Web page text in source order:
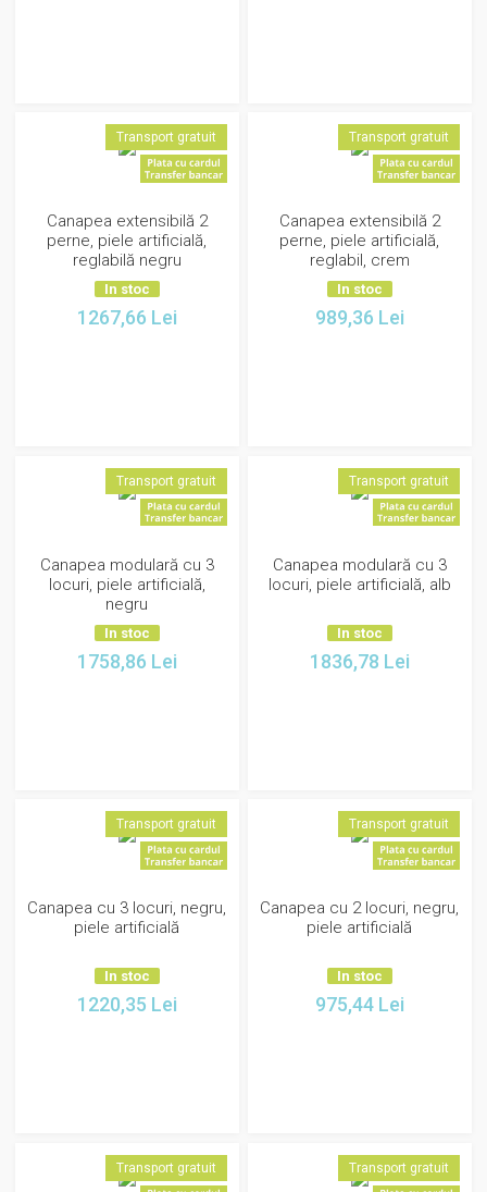
Transport gratuit
Canapea extensibilă 2
perne, piele artificială,
reglabilă negru
In stoc
1267,66 Lei
Transport gratuit
Canapea extensibilă 2
perne, piele artificială,
reglabil, crem
In stoc
989,36 Lei
Transport gratuit
Canapea modulară cu 3
locuri, piele artificială,
negru
In stoc
1758,86 Lei
Transport gratuit
Canapea modulară cu 3
locuri, piele artificială, alb
In stoc
1836,78 Lei
Transport gratuit
Canapea cu 3 locuri, negru,
piele artificială
In stoc
1220,35 Lei
Transport gratuit
Canapea cu 2 locuri, negru,
piele artificială
In stoc
975,44 Lei
Transport gratuit Transport gratuit